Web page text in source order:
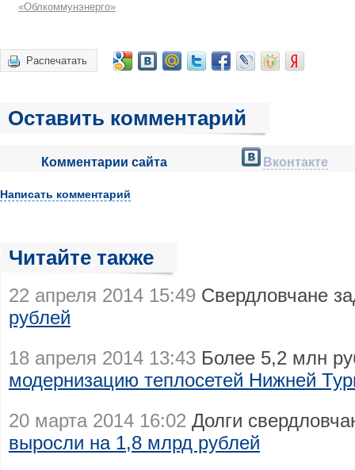
«Облкоммунэнерго»
Распечатать
Оставить комментарий
Комментарии сайта Вконтакте
Написать комментарий
Читайте также
22 апреля 2014 15:49 Свердловчане
рублей
18 апреля 2014 13:43 Более 5,2 млн
модернизацию теплосетей Нижней
20 марта 2014 16:02 Долги
выросли на 1,8 млрд рублей